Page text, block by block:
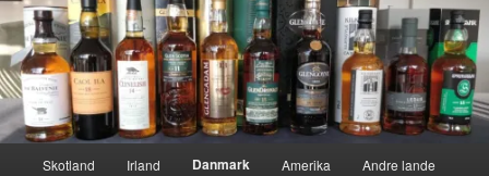
Skotland Irland Danmark Amerika Andre lande